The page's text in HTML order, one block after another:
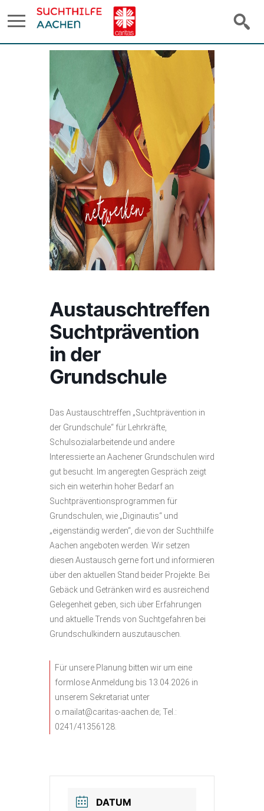
Austauschtreffen
Suchtprävention
in der
Grundschule
Das Austauschtreffen „Suchtprävention in
der Grundschule“ für Lehrkräfte,
Schulsozialarbeitende und andere
Interessierte an Aachener Grundschulen wird
gut besucht. Im angeregten Gespräch zeigt
sich ein weiterhin hoher Bedarf an
Suchtpräventionsprogrammen für
Grundschulen, wie „Diginautis“ und
„eigenständig werden“, die von der Suchthilfe
Aachen angeboten werden. Wir setzen
diesen Austausch gerne fort und informieren
über den aktuellen Stand beider Projekte. Bei
Gebäck und Getränken wird es ausreichend
Gelegenheit geben, sich über Erfahrungen
und aktuelle Trends von Suchtgefahren bei
Grundschulkindern auszutauschen.
Für unsere Planung bitten wir um eine
formlose Anmeldung bis 13.04.2026 in
unserem Sekretariat unter
o.mailat@caritas-aachen.de; Tel.:
0241/41356128.
DATUM